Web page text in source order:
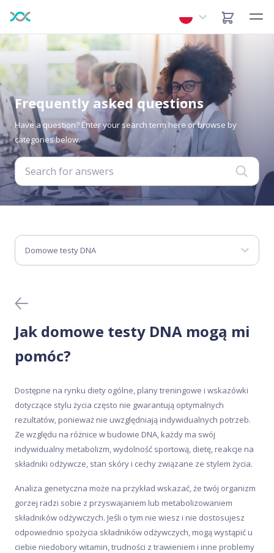
Frequently asked questions
Have a question? Enter your search term here or browse by
categories below.
Domowe testy DNA
Kliniczne testy DNA
Meal Analyser
Ochrona danych
Pobieranie próbki
Wyniki badań
Zakup i aktywacja
Jak domowe testy DNA mogą mi
pomóc?
Dostępne na rynku diety ogólne, plany treningowe i wskazówki
dotyczące stylu życia często nie gwarantują optymalnych
rezultatów, ponieważ nie uwzględniają indywidualnych potrzeb.
Ze względu na różnice w budowie DNA, każdy ma swój
indywidualny metabolizm, wydolność sportową, dietę, reakcje na
składniki odżywcze, stan skóry i cechy związane ze stylem życia.
Analiza genetyczna może na przykład wskazać, że twój organizm
gorzej radzi sobie z przyswajaniem lub metabolizowaniem
składników odżywczych. Jeśli o tym nie wiesz i nie dostosujesz
odpowiednio spożycia składników odżywczych, mogą wystąpić u
ciebie niedobory witamin, trudności z trawieniem i inne problemy